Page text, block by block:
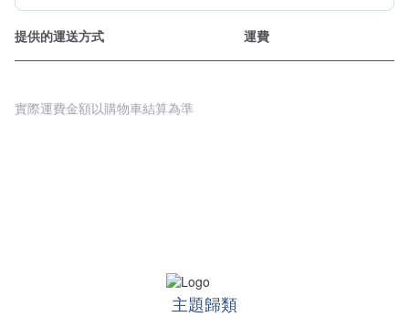
提供的運送方式 運費
實際運費金額以購物車結算為準
主題歸類